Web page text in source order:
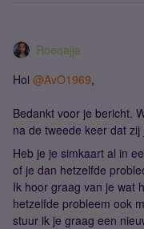
Roeqajja
Hoi @AvO1969,
Bedankt voor je bericht.
na de tweede keer dat zij
Heb je je simkaart al in
of je dan hetzelfde
Ik hoor graag van je wat
hetzelfde probleem ook
stuur ik je graag een